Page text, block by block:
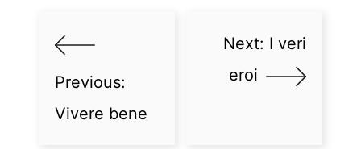
Previous:
Vivere bene
Next: I veri
eroi